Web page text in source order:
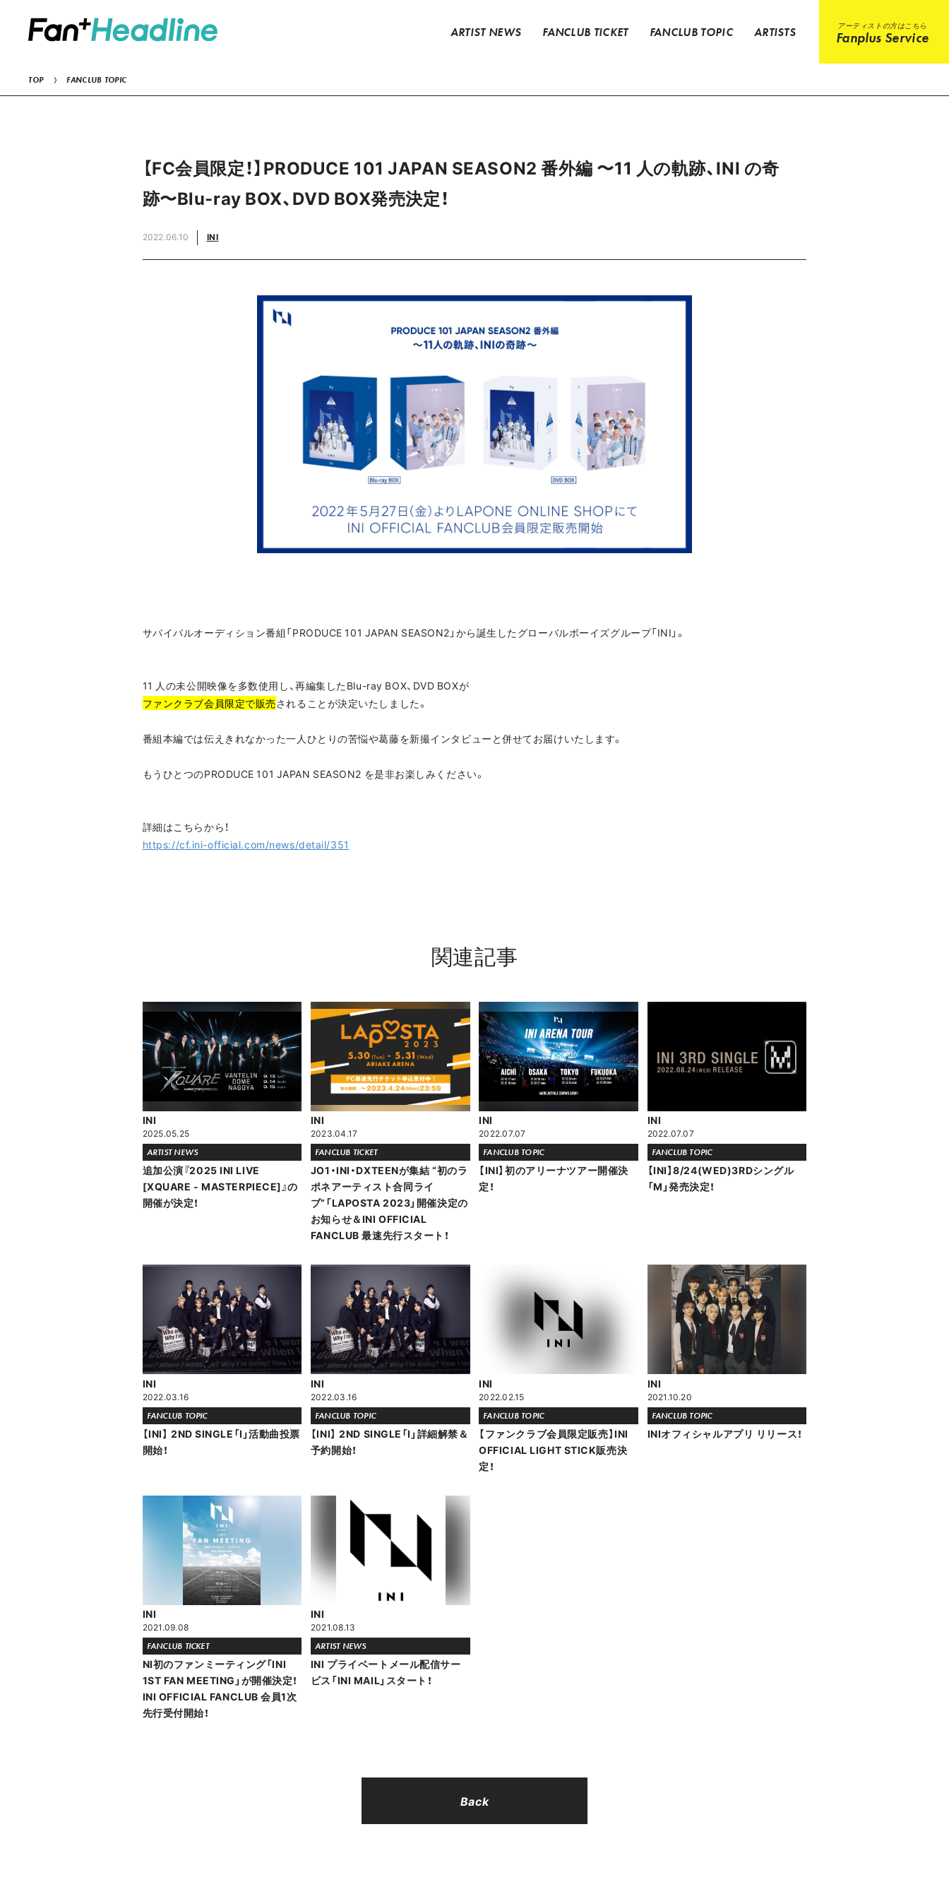
ARTIST NEWS FANCLUB TICKET FANCLUB TOPIC ARTISTS アーティストの方はこちら
Fanplus Service
TOP FANCLUB TOPIC
【FC会員限定！】PRODUCE 101 JAPAN SEASON2 番外編 〜11 人の軌跡、INI の奇
跡〜Blu-ray BOX、DVD BOX発売決定！
2022.06.10 INI
サバイバルオーディション番組「PRODUCE 101 JAPAN SEASON2」から誕生したグローバルボーイズグループ「INI」。
11 人の未公開映像を多数使用し、再編集したBlu-ray BOX、DVD BOXが
ファンクラブ会員限定で販売されることが決定いたしました。
番組本編では伝えきれなかった一人ひとりの苦悩や葛藤を新撮インタビューと併せてお届けいたします。
もうひとつのPRODUCE 101 JAPAN SEASON2 を是非お楽しみください。
詳細はこちらから！
https://cf.ini-official.com/news/detail/351
関連記事
INI
2025.05.25
ARTIST NEWS
追加公演『2025 INI LIVE
[XQUARE - MASTERPIECE]』の
開催が決定！
INI
2023.04.17
FANCLUB TICKET
JO1・INI・DXTEENが集結 “初のラ
ポネアーティスト合同ライ
ブ”「LAPOSTA 2023」開催決定の
お知らせ＆INI OFFICIAL
FANCLUB 最速先行スタート！
INI
2022.07.07
FANCLUB TOPIC
【INI】初のアリーナツアー開催決
定！
INI
2022.07.07
FANCLUB TOPIC
【INI】8/24(WED)3RDシングル
「M」発売決定！
INI
2022.03.16
FANCLUB TOPIC
【INI】 2ND SINGLE「I」活動曲投票
開始！
INI
2022.03.16
FANCLUB TOPIC
【INI】 2ND SINGLE「I」詳細解禁＆
予約開始！
INI
2022.02.15
FANCLUB TOPIC
【ファンクラブ会員限定販売】INI
OFFICIAL LIGHT STICK販売決
定！
INI
2021.10.20
FANCLUB TOPIC
INIオフィシャルアプリ リリース！
INI
2021.09.08
FANCLUB TICKET
NI初のファンミーティング「INI
1ST FAN MEETING」が開催決定！
INI OFFICIAL FANCLUB 会員1次
先行受付開始！
INI
2021.08.13
ARTIST NEWS
INI プライベートメール配信サー
ビス「INI MAIL」スタート！
Back